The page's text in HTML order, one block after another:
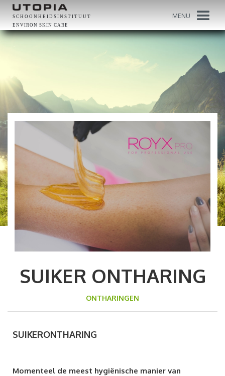
SCHOONHEIDSINSTITUUT
ENVIRON SKIN CARE
MENU
SUIKER ONTHARING
ONTHARINGEN
SUIKERONTHARING
Momenteel de meest hygiënische manier van